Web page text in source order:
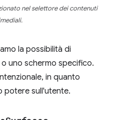
nel selettore dei contenuti
la possibilità di
uno schermo specifico.
in quanto
potere sull'utente.